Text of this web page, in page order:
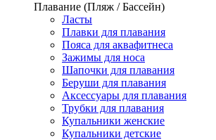
Плавание (Пляж / Бассейн)
Ласты
Плавки для плавания
Пояса для аквафитнеса
Зажимы для носа
Шапочки для плавания
Беруши для плавания
Аксессуары для плавания
Трубки для плавания
Купальники женские
Купальники детские